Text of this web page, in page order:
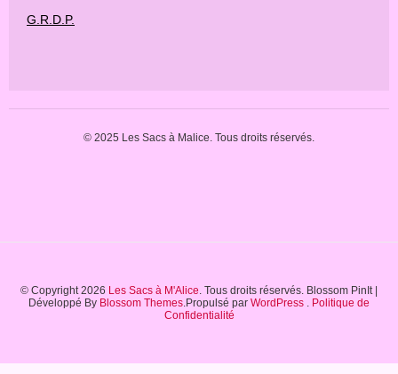
G.R.D.P.
© 2025 Les Sacs à Malice. Tous droits réservés.
© Copyright 2026 Les Sacs à M'Alice . Tous droits réservés.
Blossom PinIt |
Développé By Blossom Themes .Propulsé par WordPress
Politique de
Confidentialité